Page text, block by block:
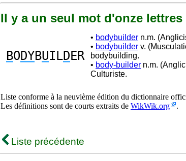
Il y a un seul mot d'onze lettres
BODYBUILDER
• bodybuilder n.m.
• bodybuilder v.
bodybuilding.
• body-builder n.m.
Culturiste.
Liste conforme à la neuvième édition du dictionnaire
Les définitions sont de courts extraits de WikWik.org .
Liste précédente